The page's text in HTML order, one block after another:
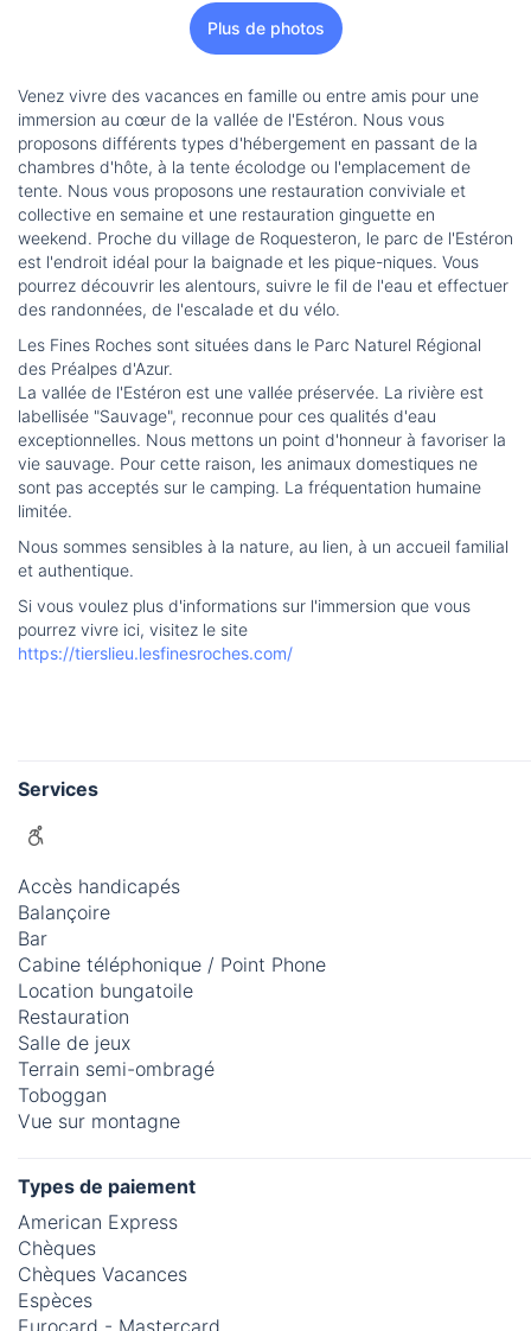
Plus de photos
Venez vivre des vacances en famille ou entre amis pour une
immersion au cœur de la vallée de l'Estéron. Nous vous
proposons différents types d'hébergement en passant de la
chambres d'hôte, à la tente écolodge ou l'emplacement de
tente. Nous vous proposons une restauration conviviale et
collective en semaine et une restauration ginguette en
weekend. Proche du village de Roquesteron, le parc de l'Estéron
est l'endroit idéal pour la baignade et les pique-niques. Vous
pourrez découvrir les alentours, suivre le fil de l'eau et effectuer
des randonnées, de l'escalade et du vélo.
Les Fines Roches sont situées dans le Parc Naturel Régional
des Préalpes d'Azur.
La vallée de l'Estéron est une vallée préservée. La rivière est
labellisée "Sauvage", reconnue pour ces qualités d'eau
exceptionnelles. Nous mettons un point d'honneur à favoriser la
vie sauvage. Pour cette raison, les animaux domestiques ne
sont pas acceptés sur le camping. La fréquentation humaine
limitée.
Nous sommes sensibles à la nature, au lien, à un accueil familial
et authentique.
Si vous voulez plus d'informations sur l'immersion que vous
pourrez vivre ici, visitez le site
https://tierslieu.lesfinesroches.com/
Services
Accès handicapés
Balançoire
Bar
Cabine téléphonique / Point Phone
Location bungatoile
Restauration
Salle de jeux
Terrain semi-ombragé
Toboggan
Vue sur montagne
Types de paiement
American Express
Chèques
Chèques Vacances
Espèces